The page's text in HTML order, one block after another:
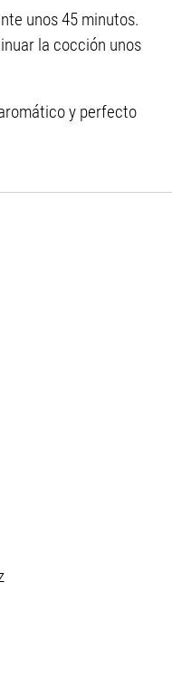
unos 45 minutos.
la cocción unos
y perfecto